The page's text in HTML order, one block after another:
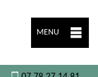
MENU